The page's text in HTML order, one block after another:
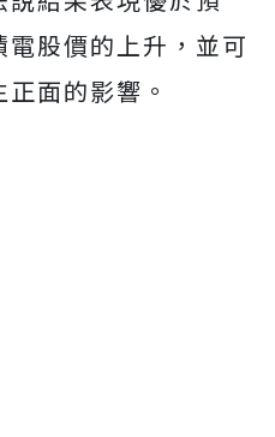
股價的上升，並可
面的影響。